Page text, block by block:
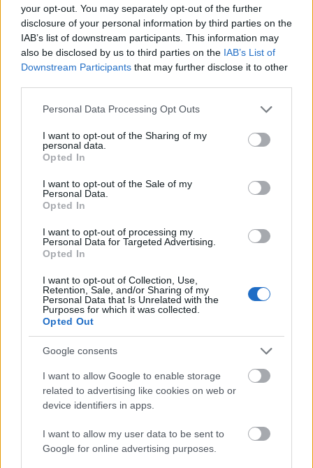
your opt-out. You may separately opt-out of the further
disclosure of your personal information by third parties on the
IAB’s list of downstream participants. This information may
also be disclosed by us to third parties on the IAB’s List of
Downstream Participants that may further disclose it to other
Please note that this website/app uses one or more Google
not limited to your visit or usage behaviour. You may click to
grant or deny consent to Google and its third-party tags to
use your data for below specified purposes in below Google
consent section.
Personal Data Processing Opt Outs
I want to opt-out of the Sharing of my
personal data.
Opted In
I want to opt-out of the Sale of my
Personal Data.
Opted In
I want to opt-out of processing my
Personal Data for Targeted Advertising.
Opted In
I want to opt-out of Collection, Use,
Retention, Sale, and/or Sharing of my
Personal Data that Is Unrelated with the
Purposes for which it was collected.
Opted Out
Google consents
I want to allow Google to enable storage
related to advertising like cookies on web or
device identifiers in apps.
I want to allow my user data to be sent to
Google for online advertising purposes.
Amire többmillióan vártunk: szombattól másodfokúra
csökken a riasztás
Helyi hírek
A hőségben is védik a növényzetet Pakson